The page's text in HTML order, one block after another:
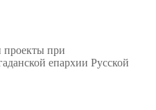
проекты при
епархии Русской